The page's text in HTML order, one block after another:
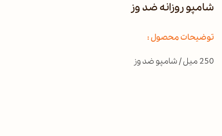
شامپو روزانه ضد وز
توضیحات محصول :
250 میل / شامپو ضد وز